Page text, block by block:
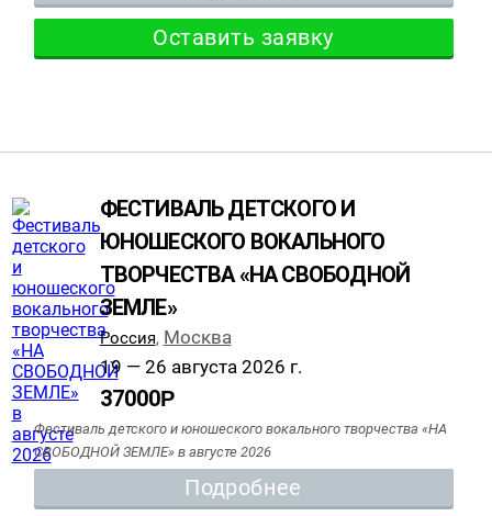
Оставить заявку
ФЕСТИВАЛЬ ДЕТСКОГО И
ЮНОШЕСКОГО ВОКАЛЬНОГО
ТВОРЧЕСТВА «НА СВОБОДНОЙ
ЗЕМЛЕ»
Россия, Москва
19 — 26 августа 2026 г.
37000Р
Фестиваль детского и юношеского вокального творчества «НА
СВОБОДНОЙ ЗЕМЛЕ» в августе 2026
Подробнее